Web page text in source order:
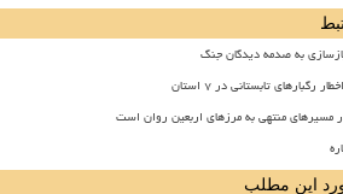
به صدمه دیدگان جنگ
منتهی به مرزهای اربعین روان است
این مطلب